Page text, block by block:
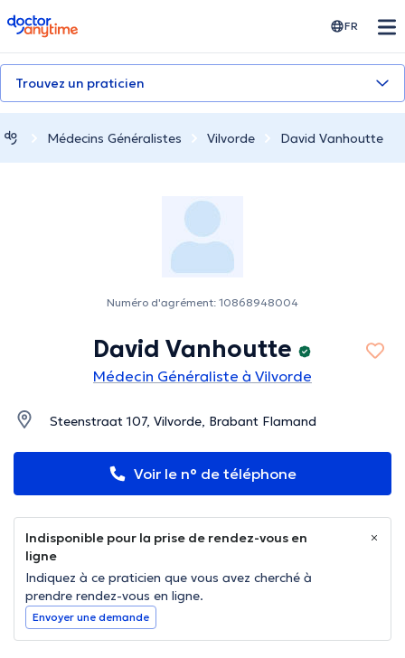
doctoranytime FR
Trouvez un praticien
Médecins Généralistes Vilvorde David Vanhoutte
Numéro d'agrément: 10868948004
David Vanhoutte
Médecin Généraliste à Vilvorde
Steenstraat 107, Vilvorde, Brabant Flamand
Voir le n° de téléphone
Indisponible pour la prise de rendez-vous en
ligne
Indiquez à ce praticien que vous avez cherché à
prendre rendez-vous en ligne.
Envoyer une demande